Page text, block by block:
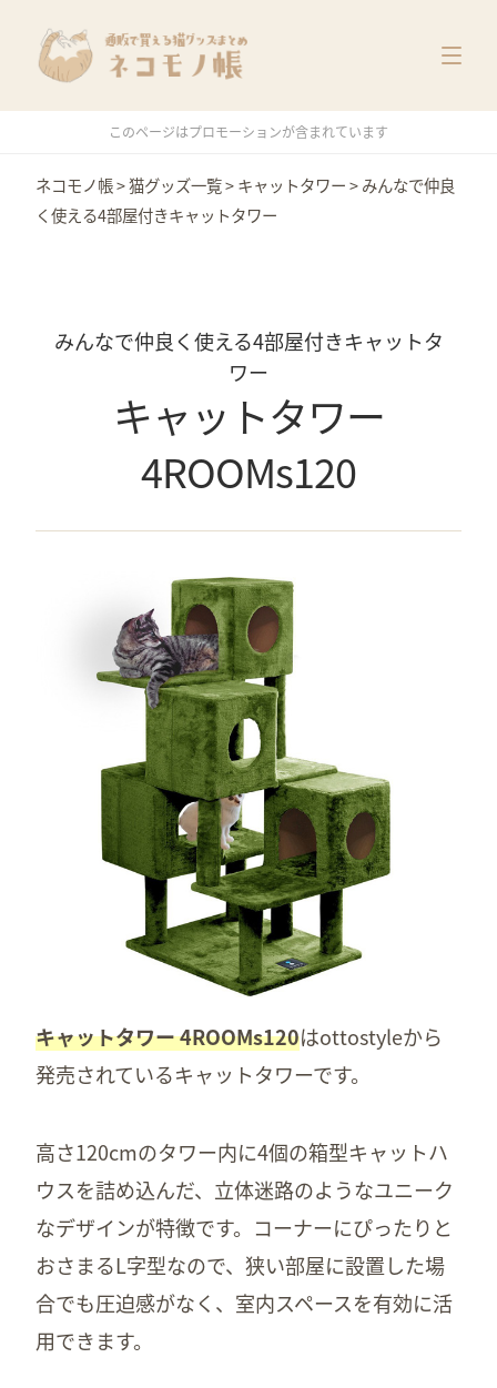
猫グッズ一覧
メーカー別
価格別
このページはプロモーションが含まれています
ネコモノ帳>猫グッズ一覧>キャットタワー>みんなで仲良
く使える4部屋付きキャットタワー
みんなで仲良く使える4部屋付きキャットタ
ワー
キャットタワー
4ROOMs120
キャットタワー 4ROOMs120はottostyleから
発売されているキャットタワーです。
高さ120cmのタワー内に4個の箱型キャットハ
ウスを詰め込んだ、立体迷路のようなユニーク
なデザインが特徴です。コーナーにぴったりと
おさまるL字型なので、狭い部屋に設置した場
合でも圧迫感がなく、室内スペースを有効に活
用できます。